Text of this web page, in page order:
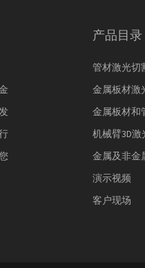
产品目录
管材激光切
金属板材激
金属板材和
机械臂3D
金属及非金
演示视频
客户现场